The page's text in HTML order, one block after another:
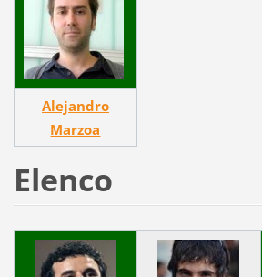
Alejandro
Marzoa
Elenco